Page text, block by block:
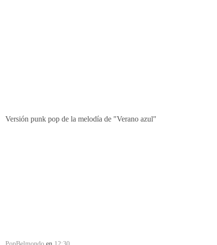
Versión punk pop de la melodía de "Verano azul"